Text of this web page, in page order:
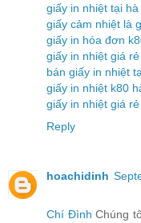
giấy in nhiệt tại hà
giấy cảm nhiệt là
giấy in hóa đơn
giấy in nhiệt giá rẻ
bán giấy in nhiệt
giấy in nhiệt k80
giấy in nhiệt giá
Reply
hoachidinh
Chí ĐìnhChúng